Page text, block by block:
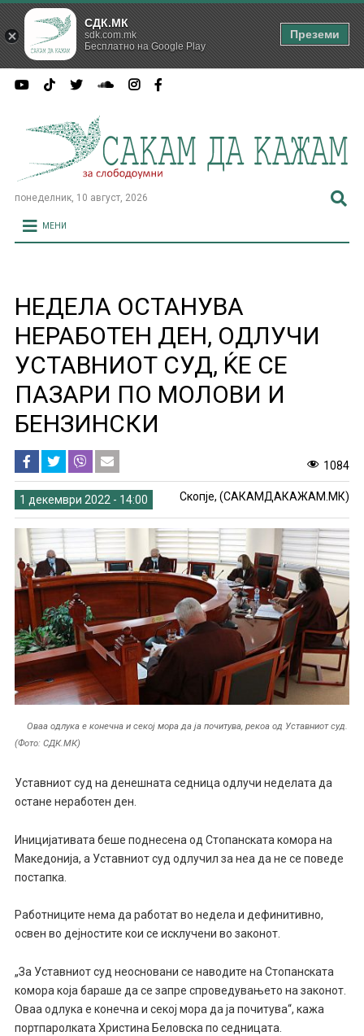
понеделник, 10 август, 2026
МЕНИ
НЕДЕЛА ОСТАНУВА
НЕРАБОТЕН ДЕН, ОДЛУЧИ
УСТАВНИОТ СУД, ЌЕ СЕ
ПАЗАРИ ПО МОЛОВИ И
БЕНЗИНСКИ
1084
1 декември 2022 - 14:00 Скопје, (САКАМДАКАЖАМ.МК)
Оваа одлука е конечна и секој мора да ја почитува, рекоа од Уставниот суд.
(Фото: СДК.МК)
Уставниот суд на денешната седница одлучи неделата да
остане неработен ден.
Иницијативата беше поднесена од Стопанската комора на
Македонија, а Уставниот суд одлучил за неа да не се поведе
постапка.
Работниците нема да работат во недела и дефинитивно,
освен во дејностите кои се исклучени во законот.
„За Уставниот суд неосновани се наводите на Стопанската
комора која бараше да се запре спроведувањето на законот.
Оваа одлука е конечна и секој мора да ја почитува“, кажа
портпаролката Христина Беловска по седницата.
СДК.МК
sdk.com.mk
Бесплатно на Google Play
Преземи